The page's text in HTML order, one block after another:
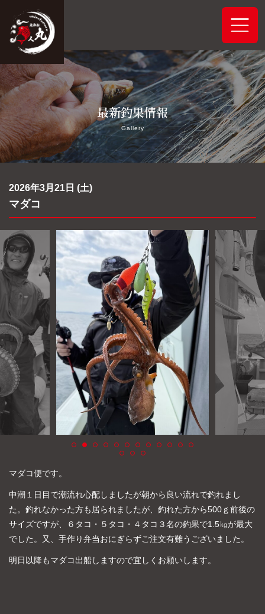
ホーム
システムご案内
最新釣果情報
船舶概要
アクセス
よくあるご質問
プライバシーポリシー
お問い合わせ
お知らせ
最新釣果情報
Gallery
2026年3月21日 (土)
マダコ
マダコ便です。
中潮１日目で潮流れ心配しましたが朝から良い流れで釣れまし
た。釣れなかった方も居られましたが、釣れた方から500ｇ前後の
サイズですが、６タコ・５タコ・４タコ３名の釣果で1.5㎏が最大
でした。又、手作り弁当おにぎらずご注文有難うございました。
明日以降もマダコ出船しますので宜しくお願いします。